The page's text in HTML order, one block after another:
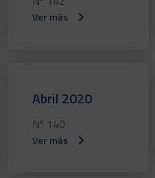
Ver más
Abril 2020
Nº 140
Ver más